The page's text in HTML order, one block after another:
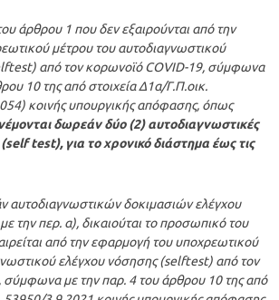
άρθρου 1 που δεν εξαιρούνται από την
μέτρου του αυτοδιαγνωστικού
από τον κορωνοϊό COVID-19, σύμφωνα
10 της από στοιχεία Δ1α/Γ.Π.οικ.
κοινής υπουργικής απόφασης, όπως
δωρεάν δύο (2) αυτοδιαγνωστικές
test), για το χρονικό διάστημα έως τις
αυτοδιαγνωστικών δοκιμασιών ελέγχου
περ. α), δικαιούται το προσωπικό του
από την εφαρμογή του υποχρεωτικού
ελέγχου νόσησης (selftest) από τον
με την παρ. 4 του άρθρου 10 της από